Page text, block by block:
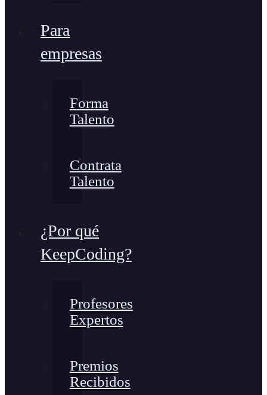
Para
empresas
Forma
Talento
Contrata
Talento
¿Por qué
KeepCoding?
Profesores
Expertos
Premios
Recibidos